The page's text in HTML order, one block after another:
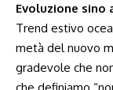
Evoluzione sino
Trend estivo
metà del nuovo
gradevole che